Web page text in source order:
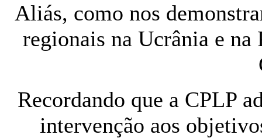
Aliás, como nos
regionais na Ucrânia e na
Recordando que a CPLP
intervenção aos